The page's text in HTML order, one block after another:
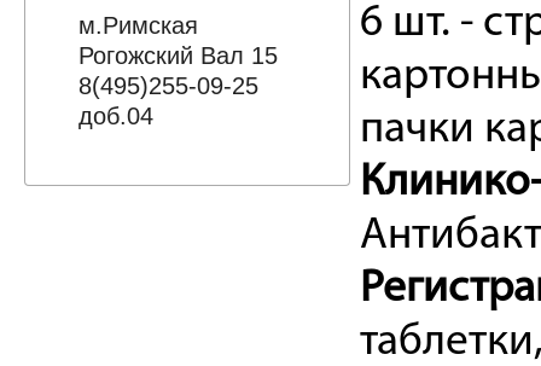
м.Римская
Рогожский Вал 15
8(495)255-09-25
доб.04
6 шт. -
пачки